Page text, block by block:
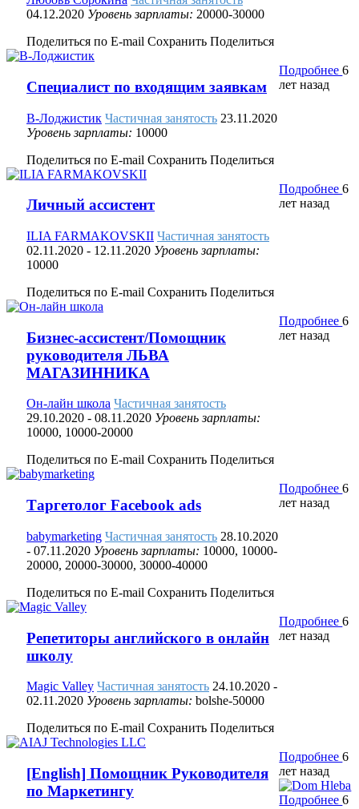
04.12.2020 Уровень зарплаты: 20000-30000
Поделиться по E-mail Сохранить Поделиться
Специалист по входящим заявкам
В-Лоджистик Частичная занятость 23.11.2020
Уровень зарплаты: 10000
Поделиться по E-mail Сохранить Поделиться
Подробнее6
лет назад
Личный ассистент
ILIA FARMAKOVSKII Частичная занятость
02.11.2020 - 12.11.2020 Уровень зарплаты:
10000
Поделиться по E-mail Сохранить Поделиться
Подробнее6
лет назад
Бизнес-ассистент/Помощник
руководителя ЛЬВА
МАГАЗИННИКА
Он-лайн школа Частичная занятость
29.10.2020 - 08.11.2020 Уровень зарплаты:
10000, 10000-20000
Поделиться по E-mail Сохранить Поделиться
Подробнее6
лет назад
Таргетолог Facebook ads
babymarketing Частичная занятость 28.10.2020
- 07.11.2020 Уровень зарплаты: 10000, 10000-
20000, 20000-30000, 30000-40000
Поделиться по E-mail Сохранить Поделиться
Подробнее6
лет назад
Репетиторы английского в онлайн
школу
Magic Valley Частичная занятость 24.10.2020 -
02.11.2020 Уровень зарплаты: bolshe-50000
Поделиться по E-mail Сохранить Поделиться
Подробнее6
лет назад
[English] Помощник Руководителя
по Маркетингу
Подробнее6
лет назад
Подробнее6